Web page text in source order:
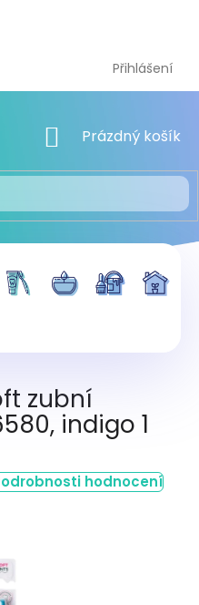
Přihlášení
NÁKUPNÍ KOŠÍK
Prázdný košík
zubní
indigo 1
hodnocení